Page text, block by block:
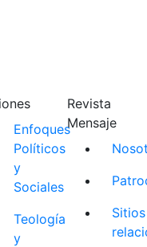
Enfoques
Políticos
y
Sociales
Teología
y
Revista
Mensaje
Sitios